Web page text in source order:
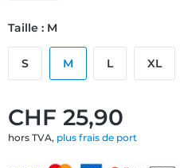
CHF 25,90
hors TVA, plus frais de port
Taille : M
S M L XL